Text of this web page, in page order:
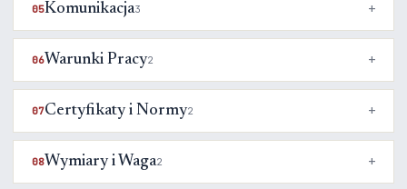
05Komunikacja3
06Warunki Pracy2
07Certyfikaty i Normy2
08Wymiary i Waga2